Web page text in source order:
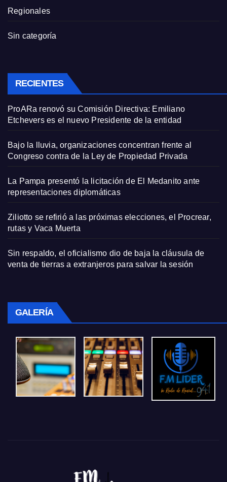
Regionales
Sin categoría
RECIENTES
ProARa renovó su Comisión Directiva: Emiliano
Etchevers es el nuevo Presidente de la entidad
Bajo la lluvia, organizaciones concentran frente al
Congreso contra de la Ley de Propiedad Privada
La Pampa presentó la licitación de El Medanito ante
representaciones diplomáticas
Ziliotto se refirió a las próximas elecciones, el Procrear,
rutas y Vaca Muerta
Sin respaldo, el oficialismo dio de baja la cláusula de
venta de tierras a extranjeros para salvar la sesión
GALERÍA